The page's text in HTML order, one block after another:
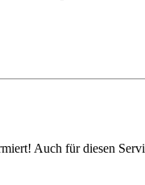
Auch für diesen